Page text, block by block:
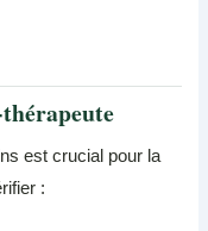
est crucial pour la
: